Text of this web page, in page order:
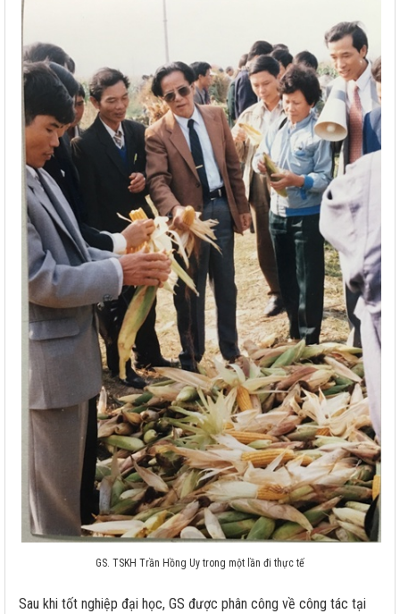
GS. TSKH Trần Hồng Uy trong một lần đi thực tế
Sau khi tốt nghiệp đại học, GS được phân công về công tác tại